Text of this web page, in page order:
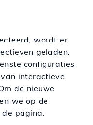
wordt er
geladen.
configuraties
interactieve
de nieuwe
we op de
de pagina.